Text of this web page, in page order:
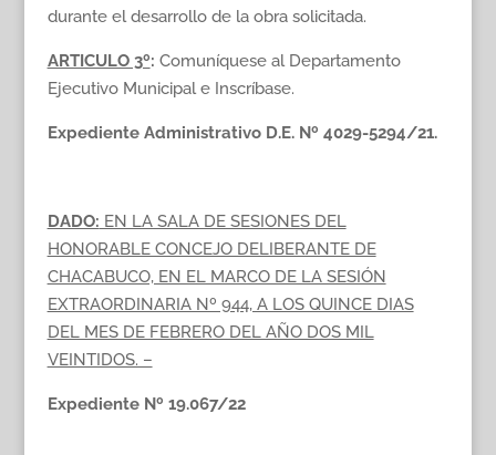
durante el desarrollo de la obra solicitada.
ARTICULO 3º: Comuníquese al Departamento
Ejecutivo Municipal e Inscríbase.
Expediente Administrativo D.E. Nº 4029-5294/21.
DADO: EN LA SALA DE SESIONES DEL
HONORABLE CONCEJO DELIBERANTE DE
CHACABUCO, EN EL MARCO DE LA SESIÓN
EXTRAORDINARIA Nº 944, A LOS QUINCE DIAS
DEL MES DE FEBRERO DEL AÑO DOS MIL
VEINTIDOS. –
Expediente Nº 19.067/22